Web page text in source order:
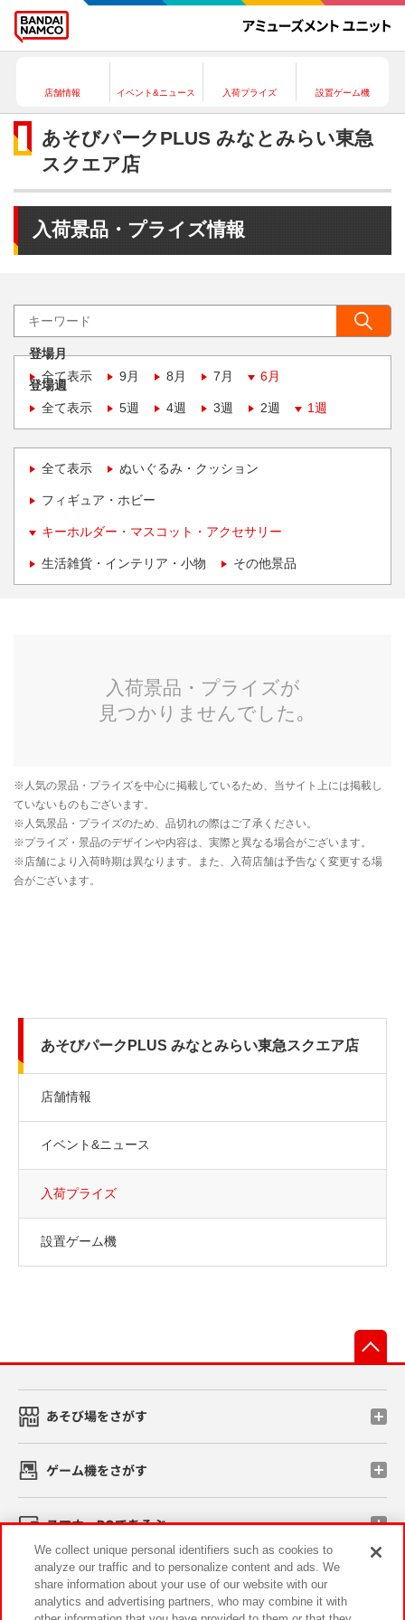
店舗情報 イベント&ニュース 入荷プライズ 設置ゲーム機
あそびパークPLUS みなとみらい東急
スクエア店
入荷景品・プライズ情報
登場月
全て表示
9月 8月 7月 6月
登場週
全て表示
5週 4週 3週 2週 1週
全て表示 ぬいぐるみ・クッション
フィギュア・ホビー
キーホルダー・マスコット・アクセサリー
生活雑貨・インテリア・小物 その他景品
あそびパークPLUS みなとみらい東急スクエア店
店舗情報
イベント&ニュース
入荷プライズ
設置ゲーム機
あそび場をさがす
ゲーム機をさがす
スマホ・PCであそぶ
イベント・キャンペーン
We collect unique personal identifiers such as cookies to
analyze our traffic and to personalize content and ads. We
share information about your use of our website with our
analytics and advertising partners, who may combine it with